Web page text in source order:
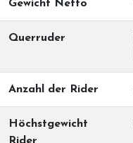
Gewicht Netto
Querruder
Anzahl der Rider
Höchstgewicht
Rider